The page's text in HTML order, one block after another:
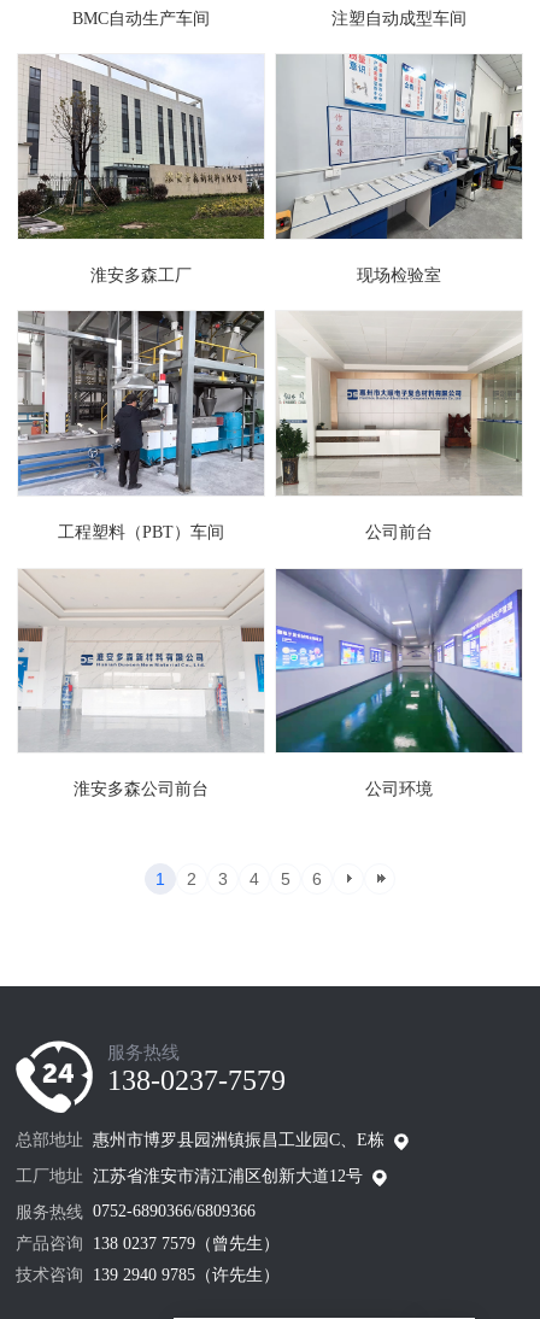
BMC自动生产车间 注塑自动成型车间
淮安多森工厂 现场检验室
工程塑料（PBT）车间 公司前台
淮安多森公司前台 公司环境
1 2 3 4 5 6
服务热线
138-0237-7579
总部地址
惠州市博罗县园洲镇振昌工业园C、E栋
工厂地址
江苏省淮安市清江浦区创新大道12号
服务热线 0752-6890366/6809366
产品咨询
138 0237 7579（曾先生）
技术咨询
139 2940 9785（许先生）